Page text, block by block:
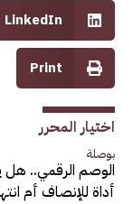
LinkedIn
Print
اختيار المحرر
بوصلة
الوصم الرقمي.. هل
أداة للإنصاف أم